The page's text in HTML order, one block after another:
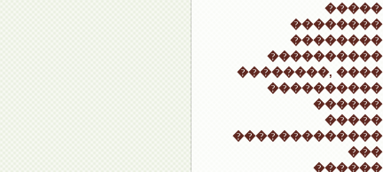
�����
��������
��������
����������
��������, ����
����������
������
�����
�������������
���
������